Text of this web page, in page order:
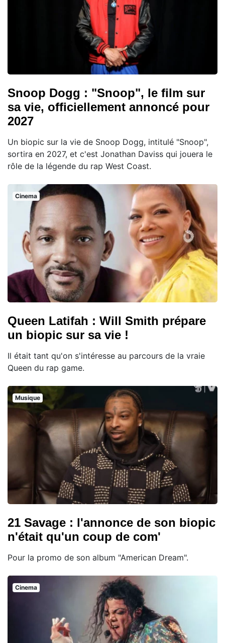
Snoop Dogg : "Snoop", le film sur
sa vie, officiellement annoncé pour
2027
Un biopic sur la vie de Snoop Dogg, intitulé "Snoop",
sortira en 2027, et c'est Jonathan Daviss qui jouera le
rôle de la légende du rap West Coast.
Cinema
Queen Latifah : Will Smith prépare
un biopic sur sa vie !
Il était tant qu'on s'intéresse au parcours de la vraie
Queen du rap game.
Musique
21 Savage : l'annonce de son biopic
n'était qu'un coup de com'
Pour la promo de son album "American Dream".
Cinema